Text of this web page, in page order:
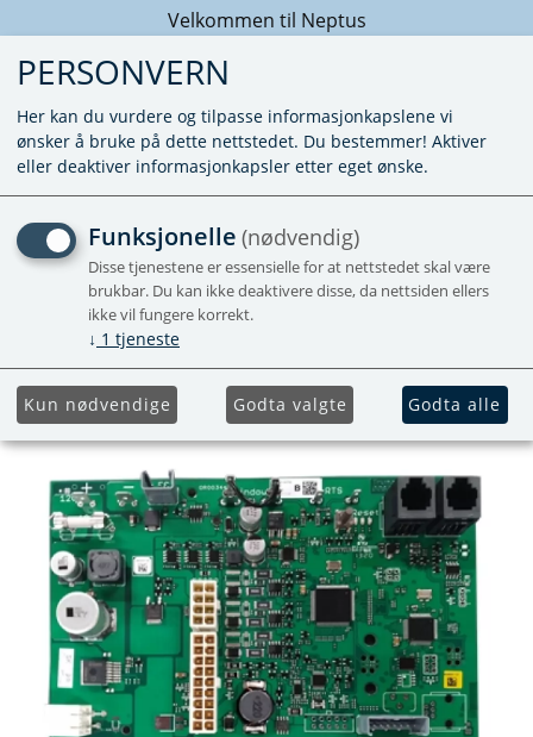
Velkommen til Neptus
ELEKTRONIKK COMBI 6/6E
CBX/CBG (06/2018-)
CBX/CBG06EU
PERSONVERN
Her kan du vurdere og tilpasse informasjonkapslene vi
ønsker å bruke på dette nettstedet. Du bestemmer! Aktiver
eller deaktiver informasjonkapsler etter eget ønske.
Funksjonelle (nødvendig)
Disse tjenestene er essensielle for at nettstedet skal være
brukbar. Du kan ikke deaktivere disse, da nettsiden ellers
ikke vil fungere korrekt.
↓ 1 tjeneste
Kun nødvendige Godta valgte Godta alle